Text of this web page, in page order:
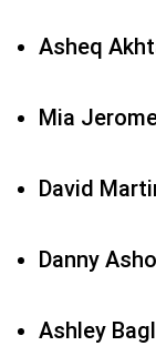
Asheq
Mia
David
Danny
Ashley